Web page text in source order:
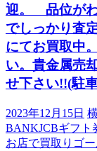
迎。 品位がわ
でしっかり査
にてお買取中
い。貴金属売
せ下さい!!(駐
2023年12月15日
BANKJCBギフト
お店で買取り ゴ